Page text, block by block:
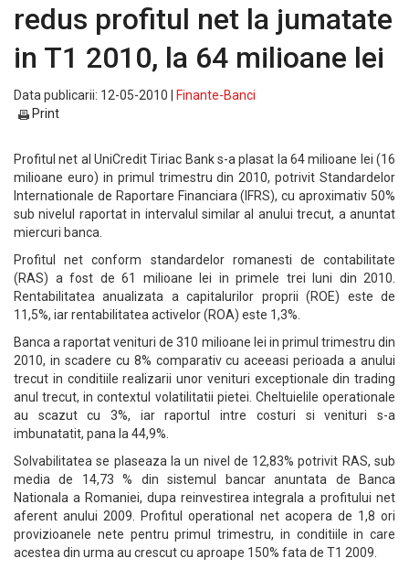
redus profitul net la jumatate
in T1 2010, la 64 milioane lei
Data publicarii: 12-05-2010 |
Finante-Banci
Print
Profitul net al UniCredit Tiriac Bank s-a plasat la 64 milioane lei (16
milioane euro) in primul trimestru din 2010, potrivit Standardelor
Internationale de Raportare Financiara (IFRS), cu aproximativ 50%
sub nivelul raportat in intervalul similar al anului trecut, a anuntat
miercuri banca.
Profitul net conform standardelor romanesti de contabilitate
(RAS) a fost de 61 milioane lei in primele trei luni din 2010.
Rentabilitatea anualizata a capitalurilor proprii (ROE) este de
11,5%, iar rentabilitatea activelor (ROA) este 1,3%.
Banca a raportat venituri de 310 milioane lei in primul trimestru din
2010, in scadere cu 8% comparativ cu aceeasi perioada a anului
trecut in conditiile realizarii unor venituri exceptionale din trading
anul trecut, in contextul volatilitatii pietei. Cheltuielile operationale
au scazut cu 3%, iar raportul intre costuri si venituri s-a
imbunatatit, pana la 44,9%.
Solvabilitatea se plaseaza la un nivel de 12,83% potrivit RAS, sub
media de 14,73 % din sistemul bancar anuntata de Banca
Nationala a Romaniei, dupa reinvestirea integrala a profitului net
aferent anului 2009. Profitul operational net acopera de 1,8 ori
provizioanele nete pentru primul trimestru, in conditiile in care
acestea din urma au crescut cu aproape 150% fata de T1 2009.